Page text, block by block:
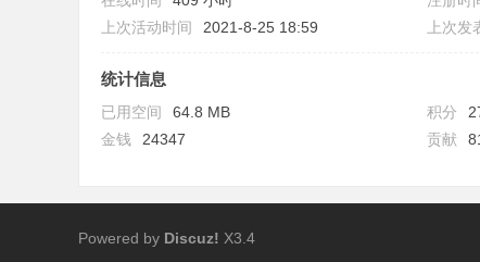
上次活动时间
2021-8-25 18:59 上次发
统计信息
已用空间 64.8 MB 积分
金钱
24347 贡献
Powered by Discuz! X3.4